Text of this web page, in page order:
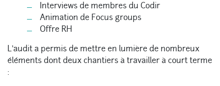
Interviews de membres du Codir
Animation de Focus groups
Offre RH
L’audit a permis de mettre en lumière de nombreux
éléments dont deux chantiers à travailler à court terme
: